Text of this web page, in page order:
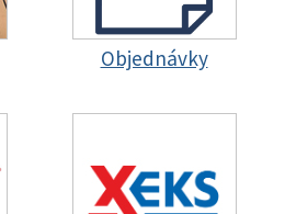
Objednávky